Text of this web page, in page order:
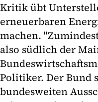
Kritik übt
erneuerbaren
machen.
also südlich der
Politiker. Der Bund
bundesweiten